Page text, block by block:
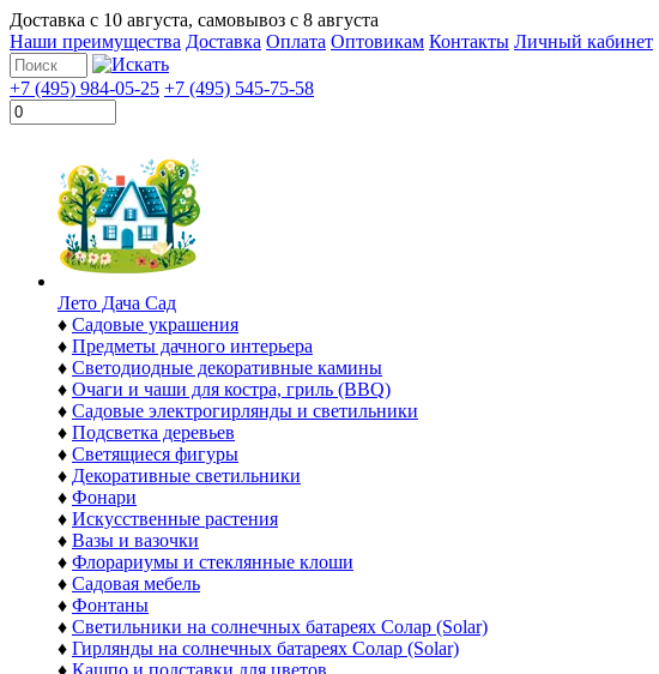
Доставка с 10 августа, самовывоз с 8 августа
Наши преимущества Доставка Оплата Оптовикам Контакты Личный кабинет
+7 (495) 984-05-25 +7 (495) 545-75-58
Лето Дача Сад
♦ Садовые украшения
♦ Предметы дачного интерьера
♦ Светодиодные декоративные камины
♦ Очаги и чаши для костра, гриль (BBQ)
♦ Садовые электрогирлянды и светильники
♦ Подсветка деревьев
♦ Светящиеся фигуры
♦ Декоративные светильники
♦ Фонари
♦ Искусственные растения
♦ Вазы и вазочки
♦ Флорариумы и стеклянные клоши
♦ Садовая мебель
♦ Фонтаны
♦ Светильники на солнечных батареях Солар (Solar)
♦ Гирлянды на солнечных батареях Солар (Solar)
♦ Кашпо и подставки для цветов